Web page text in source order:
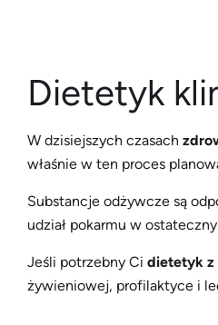
Dietetyk
W dzisiejszych czasach
właśnie w ten proces
Substancje odżywcze są
udział pokarmu w
Jeśli potrzebny Ci dietetyk z
żywieniowej, profilaktyce i